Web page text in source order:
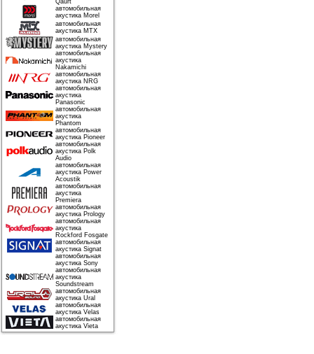
Qaurt
автомобильная
акустика Morel
автомобильная
акустика MTX
автомобильная
акустика Mystery
автомобильная
акустика
Nakamichi
автомобильная
акустика NRG
автомобильная
акустика
Panasonic
автомобильная
акустика
Phantom
автомобильная
акустика Pioneer
автомобильная
акустика Polk
Audio
автомобильная
акустика Power
Acoustik
автомобильная
акустика
Premiera
автомобильная
акустика Prology
автомобильная
акустика
Rockford Fosgate
автомобильная
акустика Signat
автомобильная
акустика Sony
автомобильная
акустика
Soundstream
автомобильная
акустика Ural
автомобильная
акустика Velas
автомобильная
акустика Vieta